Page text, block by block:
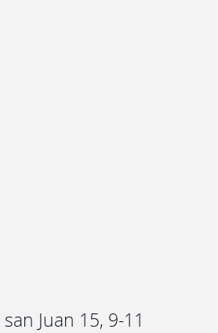
Juan 15, 9-11